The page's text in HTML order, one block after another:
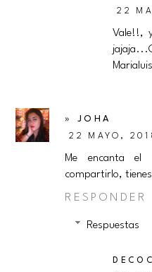
22
Vale!!,
» JOHA
22 MAYO,
Me encanta el
compartirlo,
RESPONDER
Respuestas